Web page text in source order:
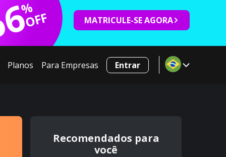
%
OFF MATRICULE-SE AGORA
Planos Para Empresas Entrar
Recomendados para
você